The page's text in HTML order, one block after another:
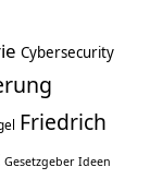
Cybersecurity
Friedrich
Gesetzgeber Ideen